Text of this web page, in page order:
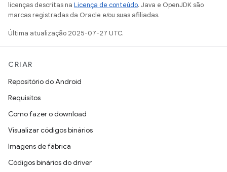
licenças descritas na Licença de conteúdo. Java e OpenJDK são
marcas registradas da Oracle e/ou suas afiliadas.
Última atualização 2025-07-27 UTC.
CRIAR
Repositório do Android
Requisitos
Como fazer o download
Visualizar códigos binários
Imagens de fábrica
Códigos binários do driver